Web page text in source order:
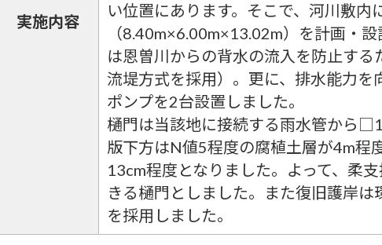
実施内容
い位置にあります。そこで、河川敷内
（8.40m×6.00m×13.02m）を計画・
は恩曽川からの背水の流入を防止す
流堤方式を採用）。更に、排水能力
ポンプを2台設置しました。
樋門は当該地に接続する雨水管から
版下方はN値5程度の腐植土層が4m程
13cm程度となりました。よって、柔
きる樋門としました。また復旧護岸
を採用しました。